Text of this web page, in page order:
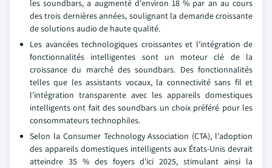
les soundbars, a augmenté d'environ 18 % par an au cours
des trois dernières années, soulignant la demande croissante
de solutions audio de haute qualité.
Les avancées technologiques croissantes et l'intégration de
fonctionnalités intelligentes sont un moteur clé de la
croissance du marché des soundbars. Des fonctionnalités
telles que les assistants vocaux, la connectivité sans fil et
l'intégration transparente avec les appareils domestiques
intelligents ont fait des soundbars un choix préféré pour les
consommateurs technophiles.
Selon la Consumer Technology Association (CTA), l'adoption
des appareils domestiques intelligents aux États-Unis devrait
atteindre 35 % des foyers d'ici 2025, stimulant ainsi la